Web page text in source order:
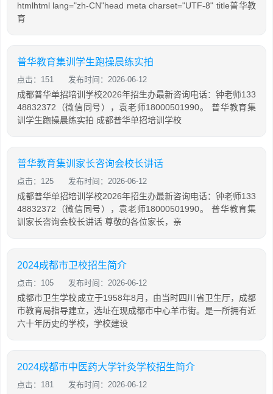
htmlhtml lang="zh-CN"head meta charset="UTF-8" title普华教
育
普华教育集训学生跑操晨练实拍
点击：151 发布时间：2026-06-12
成都普华单招培训学校2026年招生办最新咨询电话：钟老师133
48832372（微信同号），袁老师18000501990。 普华教育集
训学生跑操晨练实拍 成都普华单招培训学校
普华教育集训家长咨询会校长讲话
点击：125 发布时间：2026-06-12
成都普华单招培训学校2026年招生办最新咨询电话：钟老师133
48832372（微信同号），袁老师18000501990。 普华教育集
训家长咨询会校长讲话 尊敬的各位家长，亲
2024成都市卫校招生简介
点击：105 发布时间：2026-06-12
成都市卫生学校成立于1958年8月，由当时四川省卫生厅，成都
市教育局指导建立，选址在现成都市中心羊市街。是一所拥有近
六十年历史的学校，学校建设
2024成都市中医药大学针灸学校招生简介
点击：181 发布时间：2026-06-12